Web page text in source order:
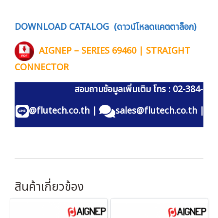
DOWNLOAD CATALOG (ดาวน์โหลดแคตตาล็อก)
AIGNEP – SERIES 69460 | STRAIGHT
CONNECTOR
สอบถามข้อมูลเพิ่มเติม โทร : 02-384-
@flutech.co.th| sales@flutech.co.th |
สินค้าเกี่ยวข้อง